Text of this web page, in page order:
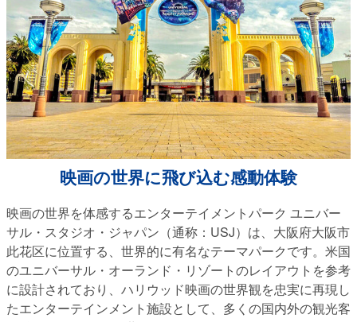
映画の世界に飛び込む感動体験
映画の世界を体感するエンターテイメントパーク ユニバー
サル・スタジオ・ジャパン（通称：USJ）は、大阪府大阪市
此花区に位置する、世界的に有名なテーマパークです。米国
のユニバーサル・オーランド・リゾートのレイアウトを参考
に設計されており、ハリウッド映画の世界観を忠実に再現し
たエンターテインメント施設として、多くの国内外の観光客